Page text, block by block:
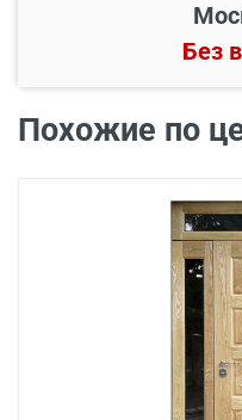
Наименование вида
Установка входной
двери в готовый
Демонтаж старой
деревянной двери
Демонтаж старой
металлической
Без
Похожие по